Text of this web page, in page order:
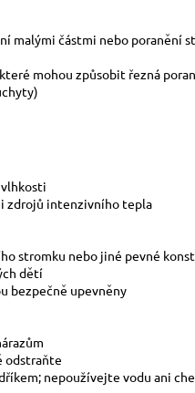
malými částmi nebo poranění
mohou způsobit řezná
zdrojů intenzivního tepla
stromku nebo jiné pevné
dětí
bezpečně upevněny
odstraňte
nepoužívejte vodu ani